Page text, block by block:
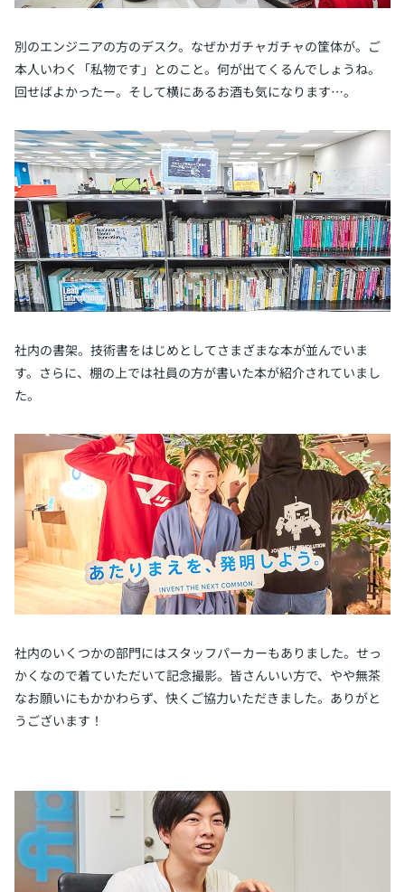
別のエンジニアの方のデスク。なぜかガチャガチャの筐体が。ご
本人いわく「私物です」とのこと。何が出てくるんでしょうね。
回せばよかったー。そして横にあるお酒も気になります…。
社内の書架。技術書をはじめとしてさまざまな本が並んでいま
す。さらに、棚の上では社員の方が書いた本が紹介されていまし
た。
社内のいくつかの部門にはスタッフパーカーもありました。せっ
かくなので着ていただいて記念撮影。皆さんいい方で、やや無茶
なお願いにもかかわらず、快くご協力いただきました。ありがと
うございます！